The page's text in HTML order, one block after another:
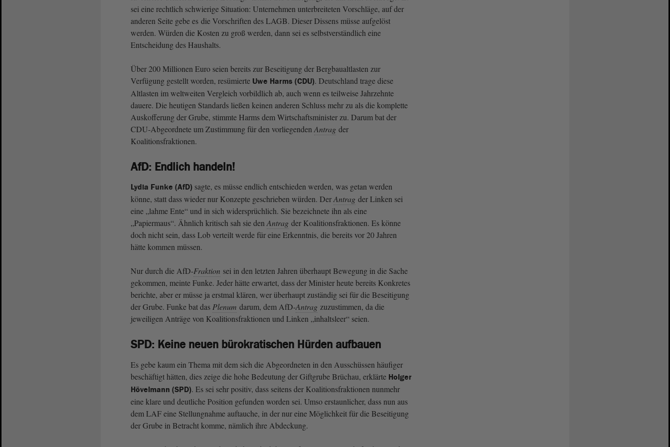
sei eine rechtlich schwierige Situation: Unternehmen unterbreiteten Vorschläge, auf der
anderen Seite gebe es die Vorschriften des LAGB. Dieser Dissens müsse aufgelöst
werden. Würden die Kosten zu groß werden, dann sei es selbstverständlich eine
Entscheidung des Haushalts.
Über 200 Millionen Euro seien bereits zur Beseitigung der Bergbaualtlasten zur
Verfügung gestellt worden, resümierte Uwe Harms (CDU). Deutschland trage diese
Altlasten im weltweiten Vergleich vorbildlich ab, auch wenn es teilweise Jahrzehnte
dauere. Die heutigen Standards ließen keinen anderen Schluss mehr zu als die komplette
Auskofferung der Grube, stimmte Harms dem Wirtschaftsminister zu. Darum bat der
CDU-Abgeordnete um Zustimmung für den vorliegenden Antrag der
Koalitionsfraktionen.
AfD: Endlich handeln!
Lydia Funke (AfD) sagte, es müsse endlich entschieden werden, was getan werden
könne, statt dass wieder nur Konzepte geschrieben würden. DerAntrag der Linken sei
eine „lahme Ente“ und in sich widersprüchlich. Sie bezeichnete ihn als eine
„Papiermaus“. Ähnlich kritisch sah sie denAntrag der Koalitionsfraktionen. Es könne
doch nicht sein, dass Lob verteilt werde für eine Erkenntnis, die bereits vor 20 Jahren
hätte kommen müssen.
Nur durch die AfD-Fraktion sei in den letzten Jahren überhaupt Bewegung in die Sache
gekommen, meinte Funke. Jeder hätte erwartet, dass der Minister heute bereits Konkretes
berichte, aber er müsse ja erstmal klären, wer überhaupt zuständig sei für die Beseitigung
der Grube. Funke bat dasPlenum darum, dem AfD-Antrag zuzustimmen, da die
jeweiligen Anträge von Koalitionsfraktionen und Linken „inhaltsleer“ seien.
SPD: Keine neuen bürokratischen Hürden aufbauen
Es gebe kaum ein Thema mit dem sich die Abgeordneten in den Ausschüssen häufiger
beschäftigt hätten, dies zeige die hohe Bedeutung der Giftgrube Brüchau, erklärte Holger
Hövelmann (SPD). Es sei sehr positiv, dass seitens der Koalitionsfraktionen nunmehr
eine klare und deutliche Position gefunden worden sei. Umso erstaunlicher, dass nun aus
dem LAF eine Stellungnahme auftauche, in der nur eine Möglichkeit für die Beseitigung
der Grube in Betracht komme, nämlich ihre Abdeckung.